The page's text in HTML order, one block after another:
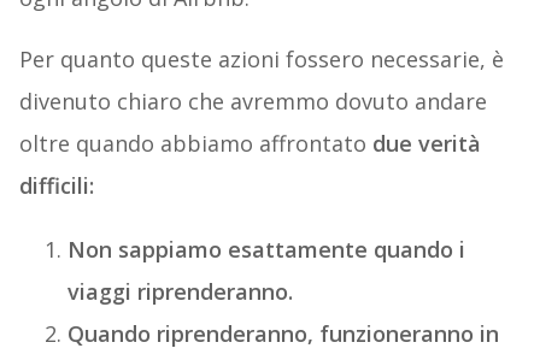
Per quanto queste azioni fossero necessarie, è
divenuto chiaro che avremmo dovuto andare
oltre quando abbiamo affrontato due verità
difficili:
Non sappiamo esattamente quando i
viaggi riprenderanno.
Quando riprenderanno, funzioneranno in